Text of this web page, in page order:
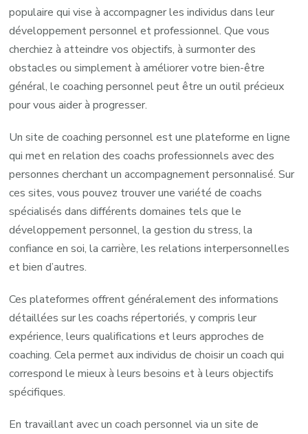
Coaching
Personnel
populaire qui vise à accompagner les individus dans leur
développement personnel et professionnel. Que vous
cherchiez à atteindre vos objectifs, à surmonter des
obstacles ou simplement à améliorer votre bien-être
général, le coaching personnel peut être un outil précieux
pour vous aider à progresser.
Un site de coaching personnel est une plateforme en ligne
qui met en relation des coachs professionnels avec des
personnes cherchant un accompagnement personnalisé. Sur
ces sites, vous pouvez trouver une variété de coachs
spécialisés dans différents domaines tels que le
développement personnel, la gestion du stress, la
confiance en soi, la carrière, les relations interpersonnelles
et bien d’autres.
Ces plateformes offrent généralement des informations
détaillées sur les coachs répertoriés, y compris leur
expérience, leurs qualifications et leurs approches de
coaching. Cela permet aux individus de choisir un coach qui
correspond le mieux à leurs besoins et à leurs objectifs
spécifiques.
En travaillant avec un coach personnel via un site de